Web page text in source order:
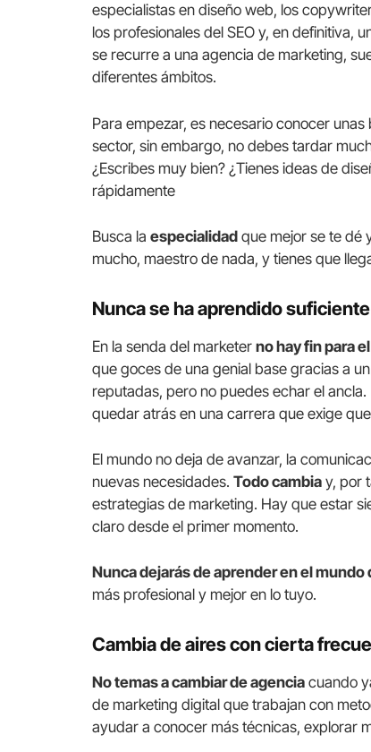
especialistas en diseño web, los
los profesionales del SEO y, en definitiva,
se recurre a una agencia de marketing,
diferentes ámbitos.
Para empezar, es necesario conocer
sector, sin embargo, no debes tardar
¿Escribes muy bien? ¿Tienes ideas de
rápidamente
Busca la especialidad que mejor se te dé
mucho, maestro de nada, y tienes que
Nunca se ha aprendido suficiente
En la senda del marketer no hay fin para
que goces de una genial base gracias a
reputadas, pero no puedes echar el
quedar atrás en una carrera que exige
El mundo no deja de avanzar, la
nuevas necesidades. Todo cambia y, por
estrategias de marketing. Hay que estar
claro desde el primer momento.
Nunca dejarás de aprender en el
más profesional y mejor en lo tuyo.
Cambia de aires con cierta
No temas a cambiar de agencia cuando
de marketing digital que trabajan con
ayudar a conocer más técnicas, explorar